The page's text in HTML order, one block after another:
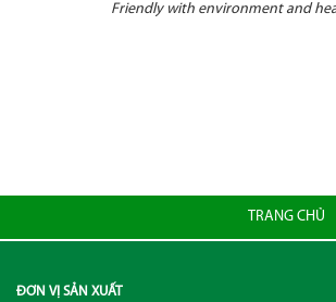
Friendly with environment and
TRANG CHỦ
ĐƠN VỊ SẢN XUẤT